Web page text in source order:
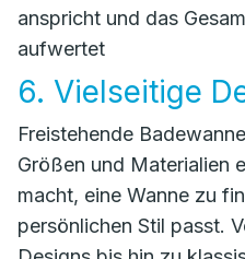
anspricht und das
aufwertet
6. Vielseitige
Freistehende
Größen und Materialien
macht, eine Wanne zu
persönlichen Stil passt.